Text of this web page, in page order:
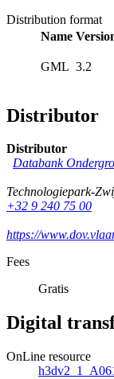
Distribution format
Name
GML 3.2
Distributor
Distributor
Databank
Technologiepark-
+32 9 240 75 00
https://
Fees
Gratis
Digital
OnLine resource